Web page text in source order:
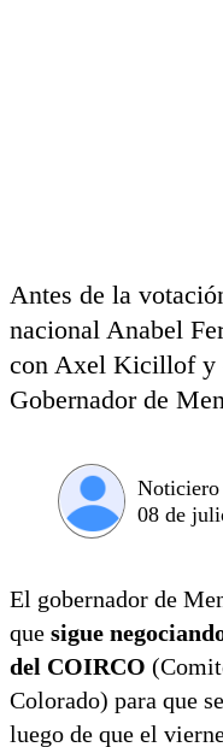
Antes de la
nacional Anabel
con Axel Kicillof y
Gobernador de
08 de
El gobernador de
que sigue
del COIRCO
Colorado) para que
luego de que el